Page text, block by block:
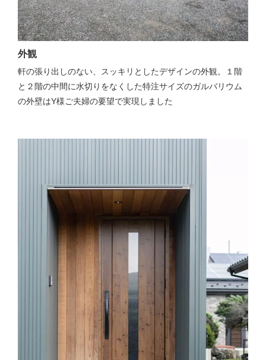
外観
軒の張り出しのない、スッキリとしたデザインの外観。１階
と２階の中間に水切りをなくした特注サイズのガルバリウム
の外壁はY様ご夫婦の要望で実現しました